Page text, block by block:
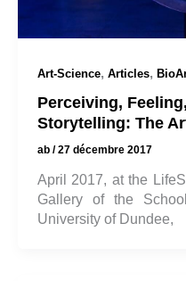
Art-Science, Articles,
Perceiving,
Storytelling: The
ab /27 décembre 2017
April 2017, at the
Gallery of the
University of Dundee,